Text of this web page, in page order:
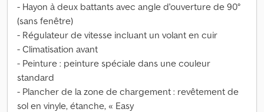
- Hayon à deux battants avec angle d'ouverture de 90°
(sans fenêtre)
- Régulateur de vitesse incluant un volant en cuir
- Climatisation avant
- Peinture : peinture spéciale dans une couleur
standard
- Plancher de la zone de chargement : revêtement de
sol en vinyle, étanche, « Easy